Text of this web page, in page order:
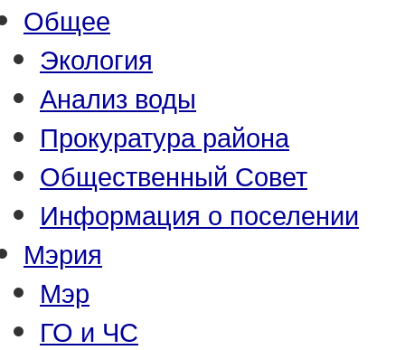
Общее
Экология
Анализ воды
Прокуратура района
Общественный Совет
Информация о поселении
Мэрия
Мэр
ГО и ЧС